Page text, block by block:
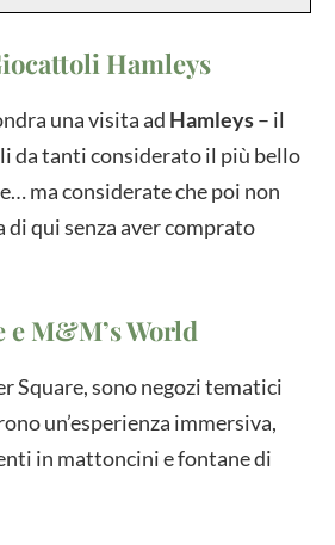
Hamleys
una visita ad Hamleys– il
da tanti considerato il più bello
ma considerate che poi non
di qui senza aver comprato
e M&M’s World
Square, sono negozi tematici
un’esperienza immersiva,
in mattoncini e fontane di